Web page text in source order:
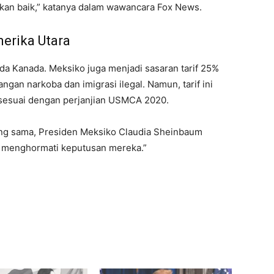
baik,” katanya dalam wawancara Fox News.
Utara
Kanada. Meksiko juga menjadi sasaran tarif 25%
narkoba dan imigrasi ilegal. Namun, tarif ini
dengan perjanjian USMCA 2020.
sama, Presiden Meksiko Claudia Sheinbaum
keputusan mereka.”